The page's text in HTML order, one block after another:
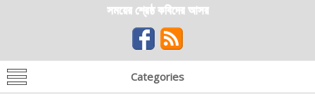
সময়ের শ্রেষ্ঠ কবিদের আসর
Categories